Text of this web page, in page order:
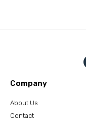
Company
About Us
Contact